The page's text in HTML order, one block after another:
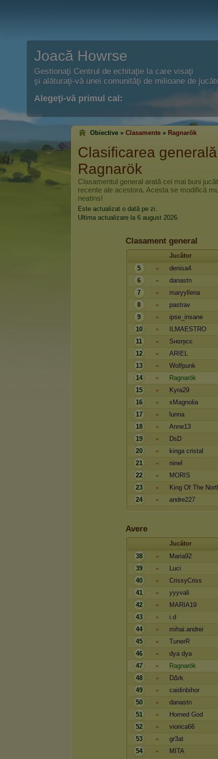
Joacă Howrse
Gestionaţi Centrul de echitaţie la care visaţi
şi alăturaţi-vă unei comunităţi de milioane de
Alegeţi-vă primul cal:
Obiective » Clasamente » Ragnarök
Clasificarea
Ragnarök
Clasamentul general arată cei mai buni
recente ale acestora. Acesta se modifică
neatins!
Este actualizat o dată pe zi.
Ultima actualizare la 6 august 2026.
Clasament general
Jucător
5
=
denisa4
6
=
danastn
7
=
maryyllena
8
=
pastrav
9
=
ipse_insane
10
=
ILMAESTRO
11
=
Sнαηιcє
12
=
ARIEL
13
=
Wolfpunk
14
=
Ragnarök
15
=
Kyra29
16
=
xMagnolia
17
=
lunna
18
=
Anne13
19
=
DsD
20
=
kinga cristal
21
=
ninel
22
=
MORIS
23
=
King Of The
24
= andre227
Avere
Jucător
38
=
Maria92
39
=
Luci
40
=
CrissyCriss
41
=
yyyvali
42
=
MARIA19
43
=
i.d
44
=
mihai.andrei
45
=
TunerR
46
=
dya dya
47
=
Ragnarök
48
=
DΔrk
49
=
caidinbihor
50
=
danastn
51
=
Horned God
52
=
viorica66
53
=
gr3at
54
=
MITA